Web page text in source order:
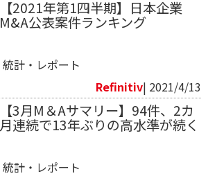
【2021年第1四半期】日本企業
M&A公表案件ランキング
統計・レポート
Refinitiv​| 2021/4/13
【3月M＆Aサマリー】94件、2カ
月連続で13年ぶりの高水準が続く
統計・レポート